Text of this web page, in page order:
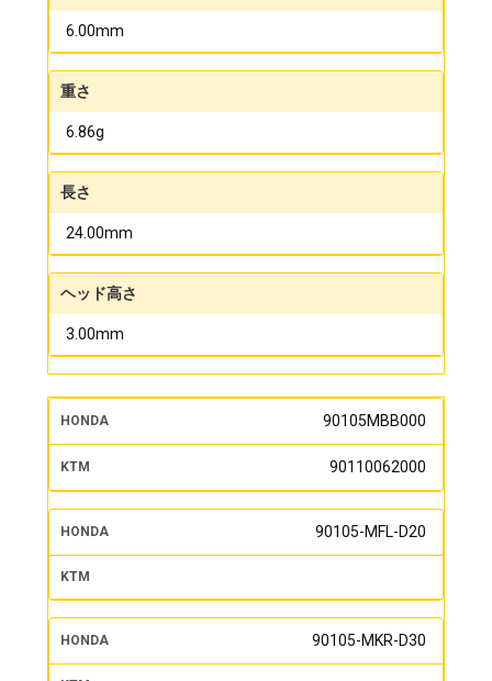
6.00mm
重さ
6.86g
長さ
24.00mm
ヘッド高さ
3.00mm
90105MBB000
90110062000
90105-MFL-D20
90105-MKR-D30